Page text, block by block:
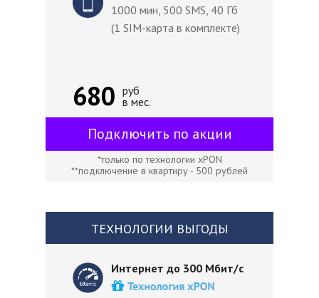
Подключить по акции
680 руб
в мес.
ТЕХНОЛОГИИ ВЫГОДЫ
Интернет до 300 Мбит/с
1000 мин, 500 SMS, 40 Гб
(1 SIM-карта в комплекте)
*только по технологии xPON
**подключение в квартиру - 500 рублей